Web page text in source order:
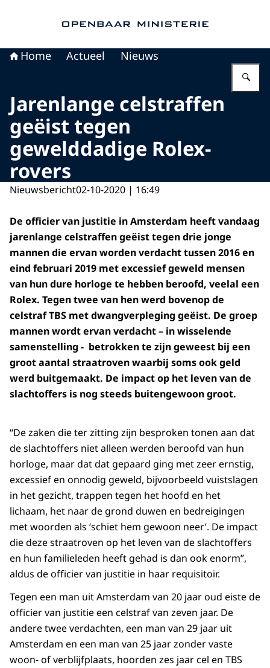
Home Actueel Nieuws
Jarenlange celstraffen
geëist tegen
gewelddadige Rolex-
rovers
Nieuwsbericht02-10-2020 | 16:49
De officier van justitie in Amsterdam heeft vandaag
jarenlange celstraffen geëist tegen drie jonge
mannen die ervan worden verdacht tussen 2016 en
eind februari 2019 met excessief geweld mensen
van hun dure horloge te hebben beroofd, veelal een
Rolex. Tegen twee van hen werd bovenop de
celstraf TBS met dwangverpleging geëist. De groep
mannen wordt ervan verdacht – in wisselende
samenstelling - betrokken te zijn geweest bij een
groot aantal straatroven waarbij soms ook geld
werd buitgemaakt. De impact op het leven van de
slachtoffers is nog steeds buitengewoon groot.
“De zaken die ter zitting zijn besproken tonen aan dat
de slachtoffers niet alleen werden beroofd van hun
horloge, maar dat dat gepaard ging met zeer ernstig,
excessief en onnodig geweld, bijvoorbeeld vuistslagen
in het gezicht, trappen tegen het hoofd en het
lichaam, het naar de grond duwen en bedreigingen
met woorden als ‘schiet hem gewoon neer’. De impact
die deze straatroven op het leven van de slachtoffers
en hun familieleden heeft gehad is dan ook enorm”,
aldus de officier van justitie in haar requisitoir.
Tegen een man uit Amsterdam van 20 jaar oud eiste de
officier van justitie een celstraf van zeven jaar. De
andere twee verdachten, een man van 29 jaar uit
Amsterdam en een man van 25 jaar zonder vaste
woon- of verblijfplaats, hoorden zes jaar cel en TBS